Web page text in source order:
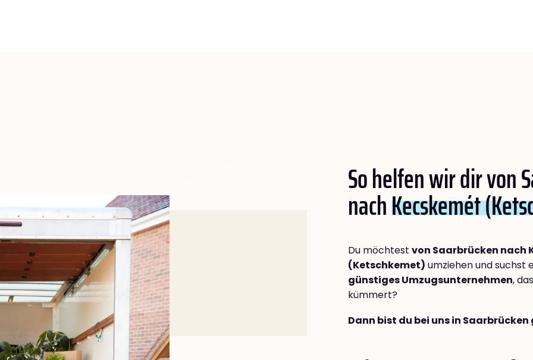
So helfen wir dir von
nachKecskemét
Du möchtest von Saarbrücken nach
(Ketschkemet) umziehen und suchst
günstiges Umzugsunternehmen,
kümmert?
Dann bist du bei uns in